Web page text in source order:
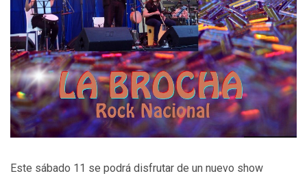
Este sábado 11 se podrá disfrutar de un nuevo show